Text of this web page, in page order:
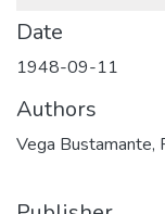
Date
1948-09-11
Authors
Vega Bustamante,